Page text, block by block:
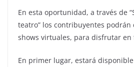
En esta oportunidad, a través de
teatro” los contribuyentes podrán
shows virtuales, para disfrutar en
En primer lugar, estará disponible